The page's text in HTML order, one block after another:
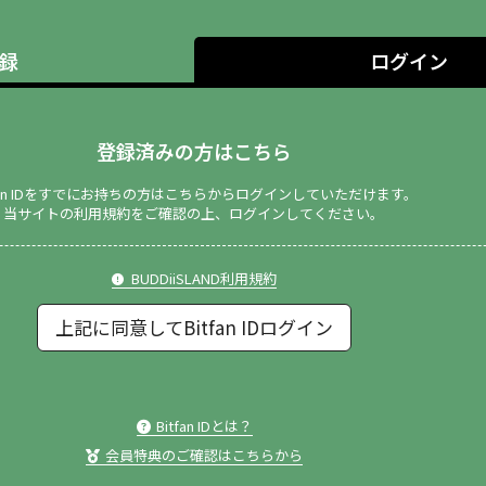
ログイン
登録済みの方はこちら
IDをすでにお持ちの方はこちらからログインしていただけます。
当サイトの利用規約をご確認の上、ログインしてください。
BUDDiiSLAND利用規約
上記に同意してBitfan IDログイン
Bitfan IDとは？
会員特典のご確認はこちらから